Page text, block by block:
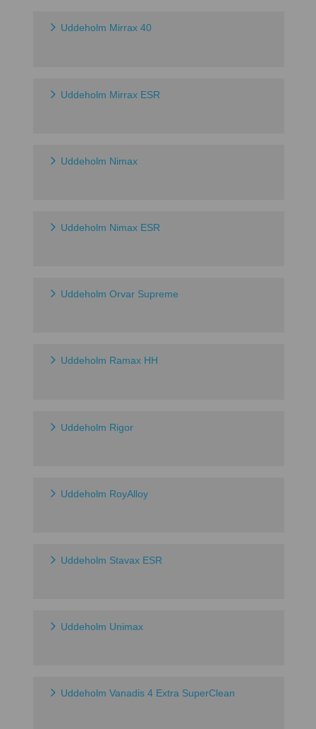
Uddeholm Mirrax 40
Uddeholm Mirrax ESR
Uddeholm Nimax
Uddeholm Nimax ESR
Uddeholm Orvar Supreme
Uddeholm Ramax HH
Uddeholm Rigor
Uddeholm RoyAlloy
Uddeholm Stavax ESR
Uddeholm Unimax
Uddeholm Vanadis 4 Extra SuperClean